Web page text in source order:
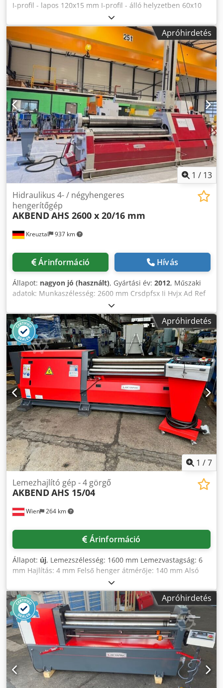
I-profil - lapos 120x15 mm I-profil - álló helyzetben 60x10
mm Credpfx Adeyvvnis Rjf Köracél Ø 35 mm Cső átmérő Ø
70x2 mm Henger átmérő 155 mm Hajlítási sebesség 4,3
m/perc Tengelyátmérő 50 mm Teljes teljesítményigény 1,5
kW Súly 400 kg Méretek H x Sz x M 830x730x1350 mm
Felszereltség: - Edzett speciális acéltengelyek - Egy
garnitúra edzett hengerek - Alsó hengerek hajtottak -
Oldalsó beállító görgők - Lábpedál - Vízszintes és
függőleges munkavégzés - CE-jelölés/Megfelelőségi
nyilatkozat - Használati útmutató német nyelven
Apróhirdetés
1 / 13
Kreuztal 937 km
Hidraulikus 4- / négyhengeres
hengerítőgép
AKBENDAHS 2600 x 20/16 mm
Árinformáció Hívás
Állapot: nagyon jó (használt), Gyártási év: 2012, Műszaki
adatok: Munkaszélesség: 2600 mm Crsdpfsx Ii Hvjx Ad Ref
Hajlítási teljesítmény: 20,0 mm Előhajlítás: 16,0 mm Felső
henger átmérője: 330 mm Középső henger átmérője: 300
mm Oldalsó hengerek átmérője: 240 mm Kúpos
hajlítóberendezés a két oldalsó henger döntésével
Mozgatható vezérlőpult digitális kijelzővel Motor
teljesítménye: 11 kW CE-jelölés Méretek (H x Sz x M): kb.
5800 x 2300 x 1900 mm Tömeg: kb. 11 t Kiegészítő
felszereltség: Felső hajlítássegítő Az eladó nem vállal
felelősséget írási vagy adatátviteli hibákért. A gép korának
megfelelő műszaki, optikai és kopási állapotban van;
használt gépek garancia nélkül kerülnek értékesítésre.
Apróhirdetés
1 /7
Wien 264 km
Lemezhajlító gép - 4 görgő
AKBENDAHS 15/04
Árinformáció
Állapot: új, Lemezszélesség: 1600 mm Lemezvastagság: 6
mm Hajlítás: 4 mm Felső henger átmérője: 140 mm Alsó
henger átmérője: 140 mm Oldalsó henger átmérője: 120
mm Hajlítási átmérő - min.: felső henger Ø x 3
Teljesítményigény: 3 kW Gép súlya: kb. 2000 kg Gép
méretei: 3700x1300x1280 mm Tartozékok/felszereltség: -
Kúpos hajlító berendezés - Indukciósan edzett hengerek -
Digitális kijelző az oldalsó hengerekhez - Acélvázas gép -
Különálló vezérlőpult Csdpfx Adoyv N E Us Rjrf - Két
sebességfokozat - Minden henger golyóscsapágyazott -
Kalibrálás
Apróhirdetés